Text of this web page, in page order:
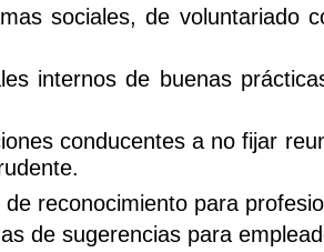
sociales, de voluntariado
internos de buenas
conducentes a no fijar
de reconocimiento para
de sugerencias para